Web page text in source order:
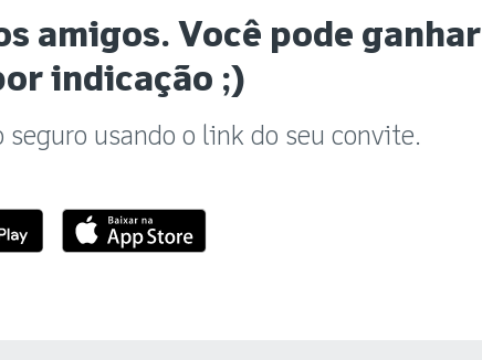
amigos. Você pode ganhar
indicação ;)
usando o link do seu convite.